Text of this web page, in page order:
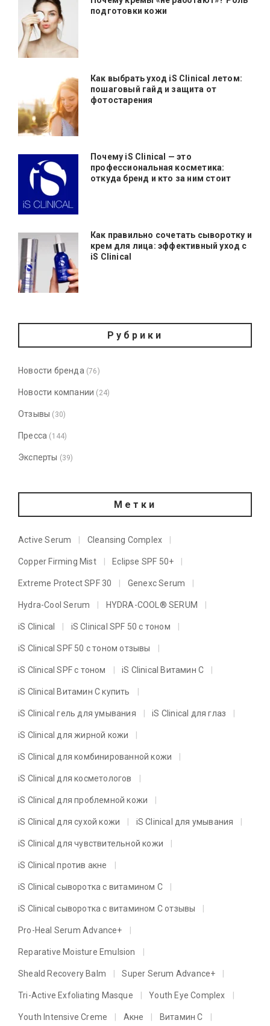
подготовки кожи
Как выбрать уход iS Clinical летом:
пошаговый гайд и защита от
фотостарения
Почему iS Clinical — это
профессиональная косметика:
откуда бренд и кто за ним стоит
Как правильно сочетать сыворотку и
крем для лица: эффективный уход с
iS Clinical
Рубрики
Новости бренда (76)
Новости компании (24)
Отзывы (30)
Пресса (144)
Эксперты (39)
Метки
Active Serum Cleansing Complex
Copper Firming Mist Eclipse SPF 50+
Extreme Protect SPF 30 Genexc Serum
Hydra-Cool Serum HYDRA-COOL® SERUM
iS Clinical iS Clinical SPF 50 с тоном
iS Clinical SPF 50 с тоном отзывы
iS Clinical SPF с тоном iS Clinical Витамин C
iS Clinical Витамин C купить
iS Clinical гель для умывания iS Clinical для глаз
iS Clinical для жирной кожи
iS Clinical для комбинированной кожи
iS Clinical для косметологов
iS Clinical для проблемной кожи
iS Clinical для сухой кожи iS Clinical для умывания
iS Clinical для чувствительной кожи
iS Clinical против акне
iS Clinical сыворотка с витамином C
iS Clinical сыворотка с витамином C отзывы
Pro-Heal Serum Advance+
Reparative Moisture Emulsion
Sheald Recovery Balm Super Serum Advance+
Tri-Active Exfoliating Masque Youth Eye Complex
Youth Intensive Creme Акне Витамин C